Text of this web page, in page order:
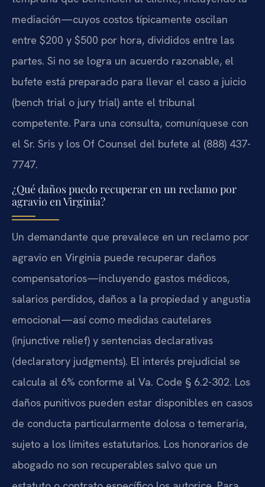
mediación—cuyos costos típicamente oscilan
entre $200 y $500 por hora, divididos entre las
partes. Si no se logra un acuerdo razonable, el
bufete está preparado para llevar el caso a juicio
(bench trial o jury trial) ante el tribunal
competente. Para una consulta, comuníquese con
el Sr. Sris y los Of Counsel del bufete al (888) 437-
7747.
¿Qué daños puedo recuperar en un reclamo por
agravio en Virginia?
Un demandante que prevalece en un reclamo por
agravio en Virginia puede recuperar daños
compensatorios—incluyendo gastos médicos,
salarios perdidos, daños a la propiedad y angustia
emocional—así como medidas cautelares
(injunctive relief) y sentencias declarativas
(declaratory judgments). El interés prejudicial se
calcula al 6% conforme al Va. Code § 6.2-302. Los
daños punitivos pueden estar disponibles en casos
de conducta particularmente dolosa o temeraria,
sujeto a los límites estatutarios. Los honorarios de
abogado no son recuperables salvo que un